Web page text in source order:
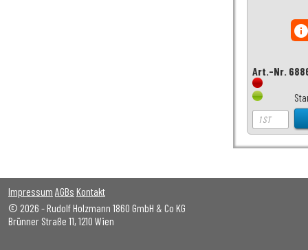
Art.-Nr.
Impressum AGBs Kontakt
© 2026 - Rudolf Holzmann 1860 GmbH & Co KG
Brünner Straße 11, 1210 Wien